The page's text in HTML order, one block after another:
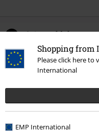
Shopping from
Please click here to
International
EMP International
0 Anmeldelse
Fortell oss hva du